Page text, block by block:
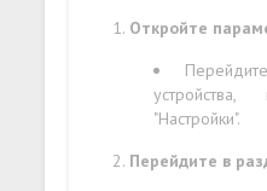
Откройте
"Настройки".
Перейдите в